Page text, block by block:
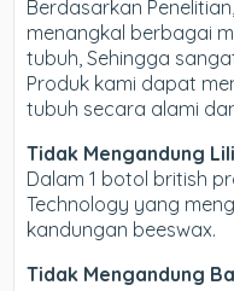
Berdasarkan
menangkal berbagai
tubuh, Sehingga
Produk kami dapat
tubuh secara alami
Tidak Mengandung
Dalam 1 botol british
Technology yang
kandungan beeswax.
Tidak Mengandung